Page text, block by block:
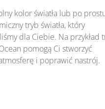
kolor światła lub po
tryb światła, który
dla Ciebie. Na przykład
pomogą Ci stworzyć
i poprawić nastrój.